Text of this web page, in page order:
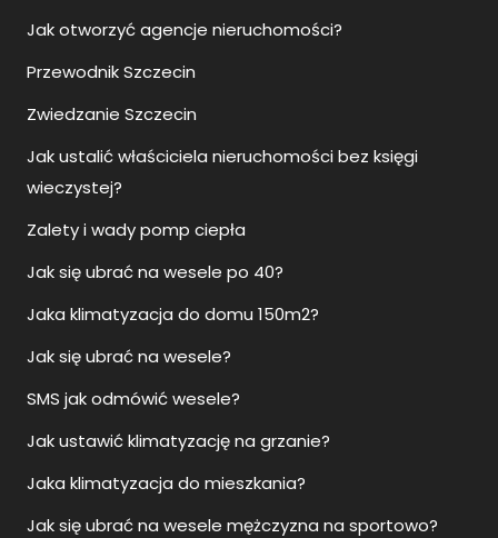
Jak otworzyć agencje nieruchomości?
Przewodnik Szczecin
Zwiedzanie Szczecin
Jak ustalić właściciela nieruchomości bez księgi
wieczystej?
Zalety i wady pomp ciepła
Jak się ubrać na wesele po 40?
Jaka klimatyzacja do domu 150m2?
Jak się ubrać na wesele?
SMS jak odmówić wesele?
Jak ustawić klimatyzację na grzanie?
Jaka klimatyzacja do mieszkania?
Jak się ubrać na wesele mężczyzna na sportowo?